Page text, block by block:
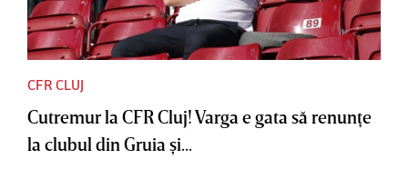
CFR CLUJ
Cutremur la CFR Cluj! Varga e gata să renunţe
la clubul din Gruia şi...